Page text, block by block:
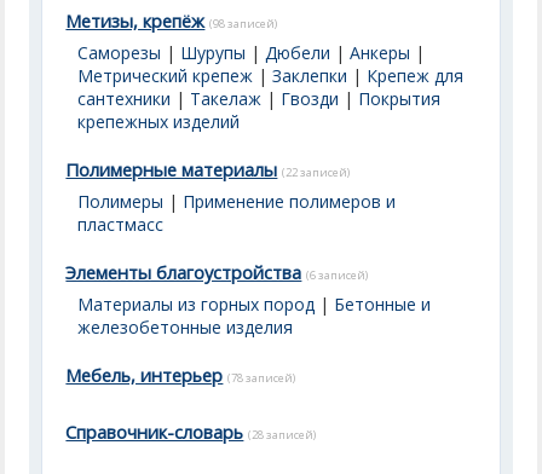
Метизы, крепёж (98 записей)
Саморезы | Шурупы |Дюбели |Анкеры |
Метрический крепеж |Заклепки | Крепеж для
сантехники | Такелаж | Гвозди | Покрытия
крепежных изделий
Полимерные материалы (22 записей)
Полимеры | Применение полимеров и
пластмасс
Элементы благоустройства (6 записей)
Материалы из горных пород | Бетонные и
железобетонные изделия
Мебель, интерьер (78 записей)
Справочник-словарь (28 записей)